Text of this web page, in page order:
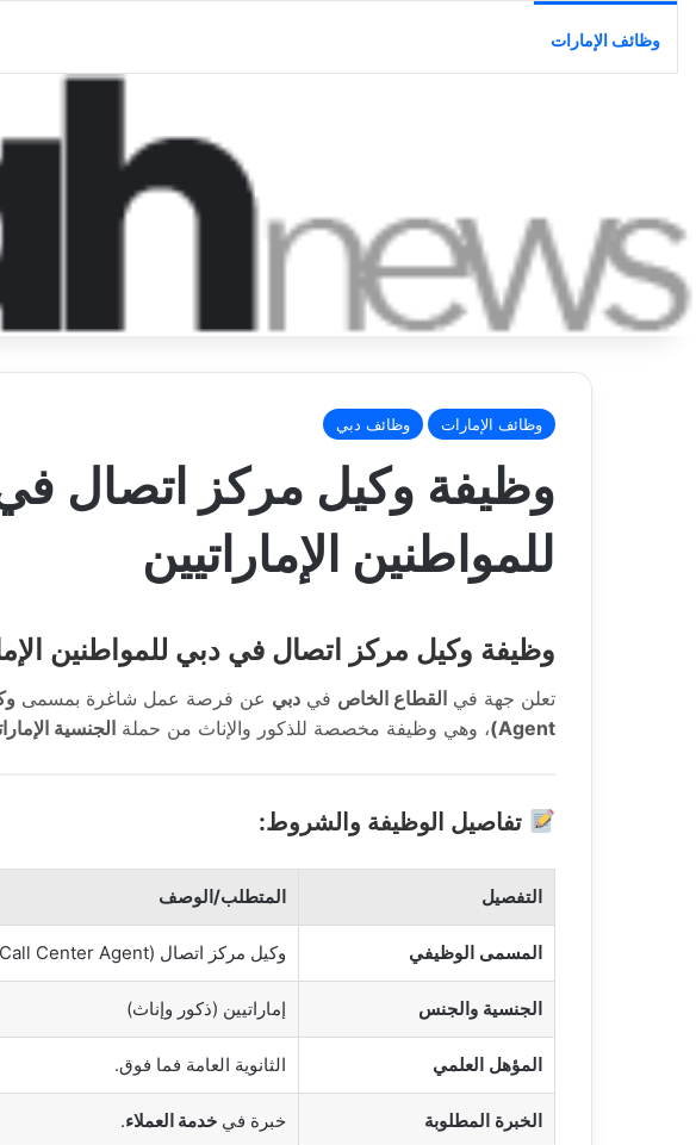
وظائف الإمارات
وظائف الإمارات وظائف دبي
وظيفة وكيل مركز اتصال
للمواطنين الإماراتيين
وظيفة وكيل مركز اتصال في دبي للمواطنين
تعلن جهة في القطاع الخاص في دبي عن فرصة عمل شاغرة بمسمى
Agent) ، وهي وظيفة مخصصة للذكور والإناث من حملة الجنسية
تفاصيل الوظيفة والشروط:
التفصيل المتطلب/الوصف
المسمى الوظيفي وكيل مركز اتصال (Call Center Agent)
الجنسية والجنس إماراتيين (ذكور وإناث)
المؤهل العلمي الثانوية العامة فما فوق.
الخبرة المطلوبة خبرة في خدمة العملاء.